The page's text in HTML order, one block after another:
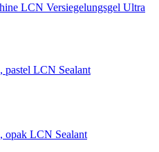
LCN Versiegelungsgel Ultra
LCN Sealant
LCN Sealant